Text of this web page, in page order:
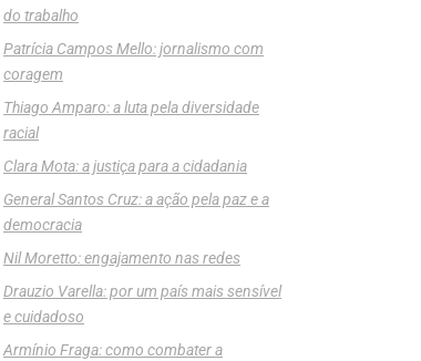
do trabalho
Patrícia Campos Mello: jornalismo com
coragem
Thiago Amparo: a luta pela diversidade
racial
Clara Mota: a justiça para a cidadania
General Santos Cruz: a ação pela paz e a
democracia
Nil Moretto: engajamento nas redes
Drauzio Varella: por um país mais sensível
e cuidadoso
Armínio Fraga: como combater a